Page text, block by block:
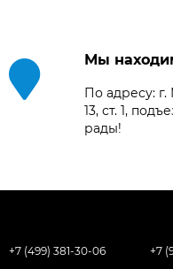
Мы
По адресу:
13, ст. 1,
рады!
+7 (499) 381-30-06 +7